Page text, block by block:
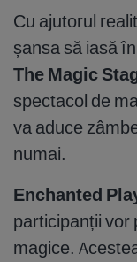
Cu ajutorul
șansa să iasă
The Magic
spectacol de
va aduce
numai.
Enchanted
participanții vor
magice.